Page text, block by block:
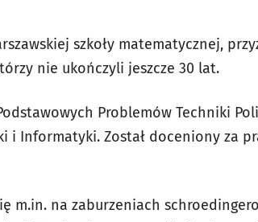
szkoły matematycznej,
nie ukończyli jeszcze 30 lat.
Problemów Techniki
i Informatyki. Został doceniony za
m.in. na zaburzeniach